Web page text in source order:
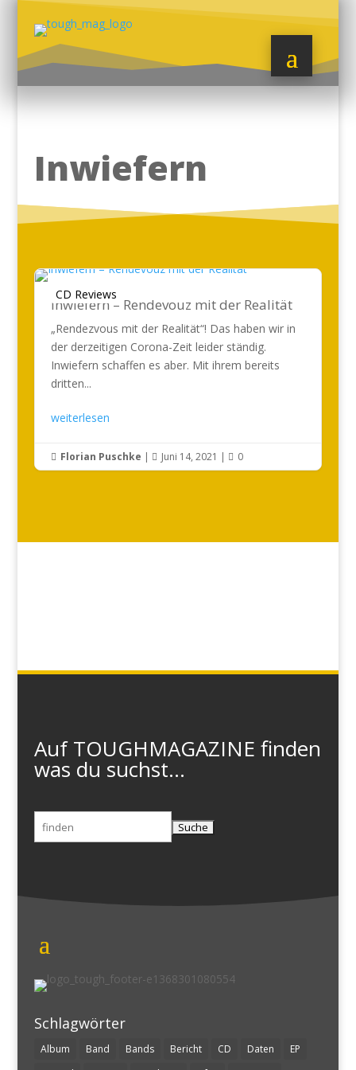
Inwiefern
CD Reviews
Inwiefern – Rendevouz mit der Realität
„Rendezvous mit der Realität“! Das haben wir in
der derzeitigen Corona-Zeit leider ständig.
Inwiefern schaffen es aber. Mit ihrem bereits
dritten...
weiterlesen
 Florian Puschke |  Juni 14, 2021 |  0
Auf TOUGHMAGAZINE finden
was du suchst...
Suchen
nach:
Schlagwörter
Album Band Bands Bericht CD Daten
EP